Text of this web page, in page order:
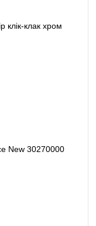
клік-клак хром
New 30270000